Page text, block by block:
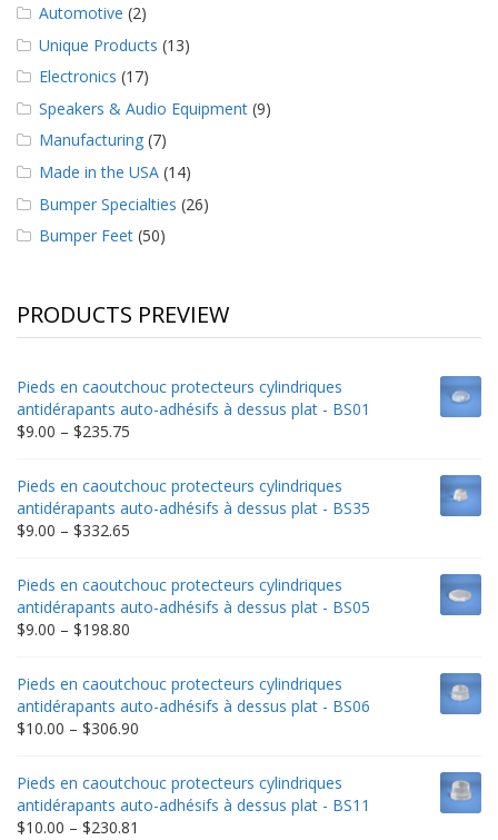
Automotive (2)
Unique Products (13)
Electronics (17)
Speakers & Audio Equipment (9)
Manufacturing (7)
Made in the USA (14)
Bumper Specialties (26)
Bumper Feet (50)
PRODUCTS PREVIEW
Pieds en caoutchouc protecteurs cylindriques
antidérapants auto-adhésifs à dessus plat - BS01
$9.00 – $235.75
$9.00
through
$235.75
Pieds en caoutchouc protecteurs cylindriques
antidérapants auto-adhésifs à dessus plat - BS35
$9.00 – $332.65
$9.00
through
$332.65
Pieds en caoutchouc protecteurs cylindriques
antidérapants auto-adhésifs à dessus plat - BS05
$9.00 – $198.80
$9.00
through
$198.80
Pieds en caoutchouc protecteurs cylindriques
antidérapants auto-adhésifs à dessus plat - BS06
$10.00 – $306.90
through
$306.90
Pieds en caoutchouc protecteurs cylindriques
antidérapants auto-adhésifs à dessus plat - BS11
$10.00 – $230.81